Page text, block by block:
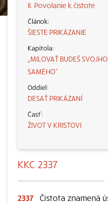
II. Povolanie k čistote
ŠIESTE PRIKÁZANIE
„MILOVAŤ BUDEŠ
SAMÉHO“
DESAŤ PRIKÁZANÍ
ŽIVOT V KRISTOVI
KKC 2337
2337 Čistota znamená